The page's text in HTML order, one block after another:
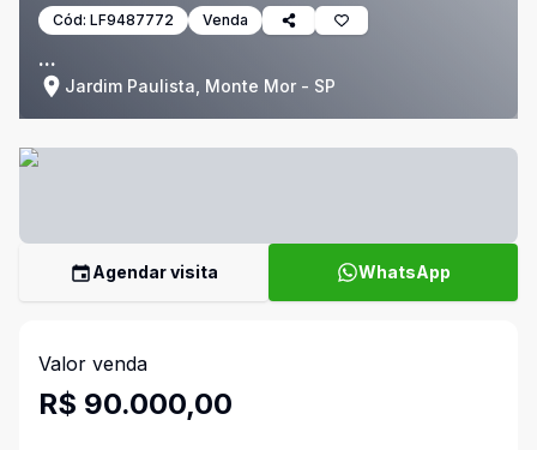
Cód: LF9487772 Venda
...
Jardim Paulista, Monte Mor - SP
Agendar visita WhatsApp
Valor venda
R$ 90.000,00